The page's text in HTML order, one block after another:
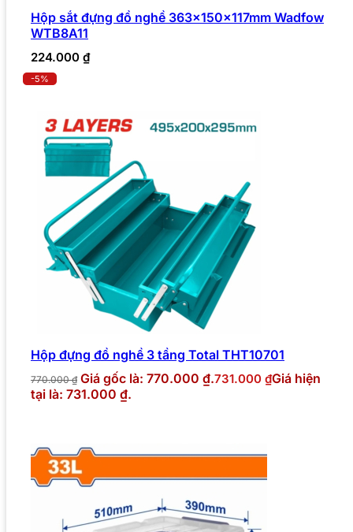
Hộp sắt đựng đồ nghề 363x150x117mm Wadfow
WTB8A11
224.000 ₫
-5%
Hộp đựng đồ nghề 3 tầng Total THT10701
770.000₫ Giá gốc là: 770.000 ₫.731.000 ₫Giá hiện
tại là: 731.000 ₫.